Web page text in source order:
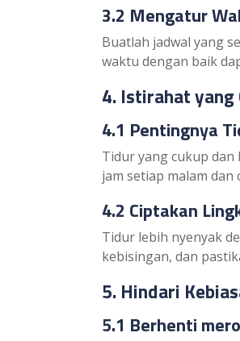
3.2 Mengatur
Buatlah jadwal yang
waktu dengan baik
4. Istirahat yang
4.1 Pentingnya
Tidur yang cukup dan
jam setiap malam
4.2 Ciptakan
Tidur lebih nyenyak
kebisingan, dan
5. Hindari
5.1 Berhenti